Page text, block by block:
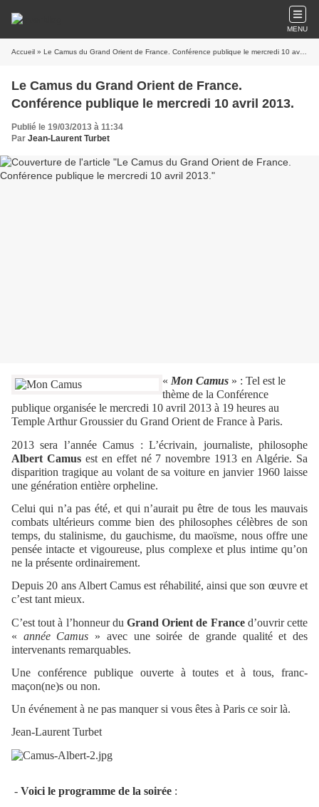
MENU
Accueil » Le Camus du Grand Orient de France. Conférence publique le mercredi 10 avril 2013.
Le Camus du Grand Orient de France.
Conférence publique le mercredi 10 avril 2013.
Publié le 19/03/2013 à 11:34
Par Jean-Laurent Turbet
« Mon Camus » : Tel est le
thème de la Conférence
publique organisée le mercredi 10 avril 2013 à 19 heures au
Temple Arthur Groussier du Grand Orient de France à Paris.
2013 sera l’année Camus : L’écrivain, journaliste, philosophe
Albert Camusest en effet né 7 novembre 1913 en Algérie. Sa
disparition tragique au volant de sa voiture en janvier 1960 laisse
une génération entière orpheline.
Celui qui n’a pas été, et qui n’aurait pu être de tous les mauvais
combats ultérieurs comme bien des philosophes célèbres de son
temps, du stalinisme, du gauchisme, du maoïsme, nous offre une
pensée intacte et vigoureuse, plus complexe et plus intime qu’on
ne la présente ordinairement.
Depuis 20 ans Albert Camus est réhabilité, ainsi que son œuvre et
c’est tant mieux.
C’est tout à l’honneur du Grand Orient de Franced’ouvrir cette
« année Camus » avec une soirée de grande qualité et des
intervenants remarquables.
Une conférence publique ouverte à toutes et à tous, franc-
maçon(ne)s ou non.
Un événement à ne pas manquer si vous êtes à Paris ce soir là.
Jean-Laurent Turbet
- Voici le programme de la soirée :